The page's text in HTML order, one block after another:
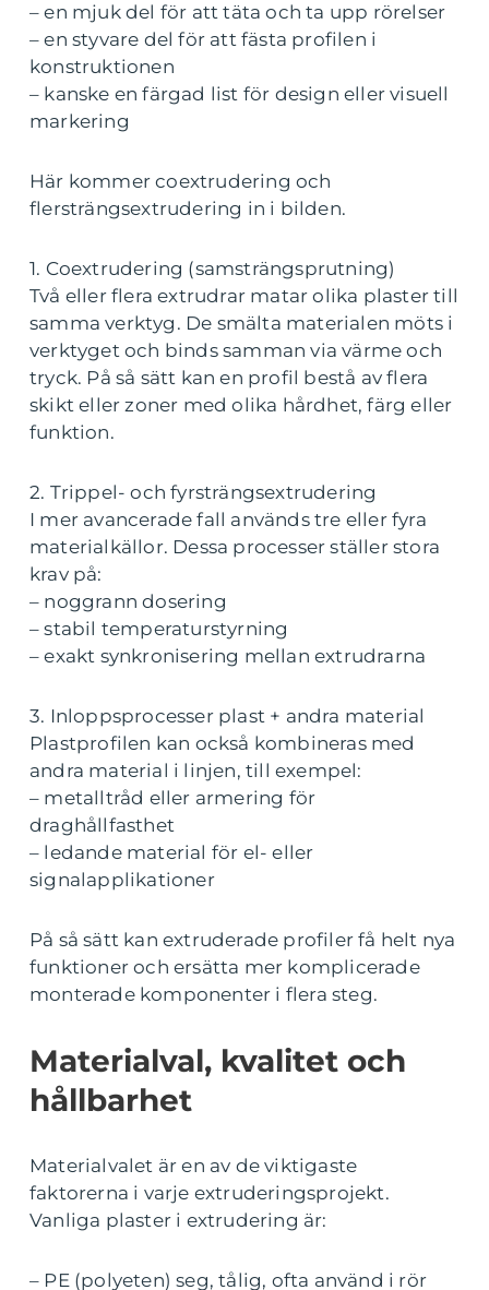
– en mjuk del för att täta och ta upp rörelser
– en styvare del för att fästa profilen i
konstruktionen
– kanske en färgad list för design eller visuell
markering
Här kommer coextrudering och
flersträngsextrudering in i bilden.
1. Coextrudering (samsträngsprutning)
Två eller flera extrudrar matar olika plaster till
samma verktyg. De smälta materialen möts i
verktyget och binds samman via värme och
tryck. På så sätt kan en profil bestå av flera
skikt eller zoner med olika hårdhet, färg eller
funktion.
2. Trippel- och fyrsträngsextrudering
I mer avancerade fall används tre eller fyra
materialkällor. Dessa processer ställer stora
krav på:
– noggrann dosering
– stabil temperaturstyrning
– exakt synkronisering mellan extrudrarna
3. Inloppsprocesser plast + andra material
Plastprofilen kan också kombineras med
andra material i linjen, till exempel:
– metalltråd eller armering för
draghållfasthet
– ledande material för el- eller
signalapplikationer
På så sätt kan extruderade profiler få helt nya
funktioner och ersätta mer komplicerade
monterade komponenter i flera steg.
Materialval, kvalitet och
hållbarhet
Materialvalet är en av de viktigaste
faktorerna i varje extruderingsprojekt.
Vanliga plaster i extrudering är:
– PE (polyeten) seg, tålig, ofta använd i rör